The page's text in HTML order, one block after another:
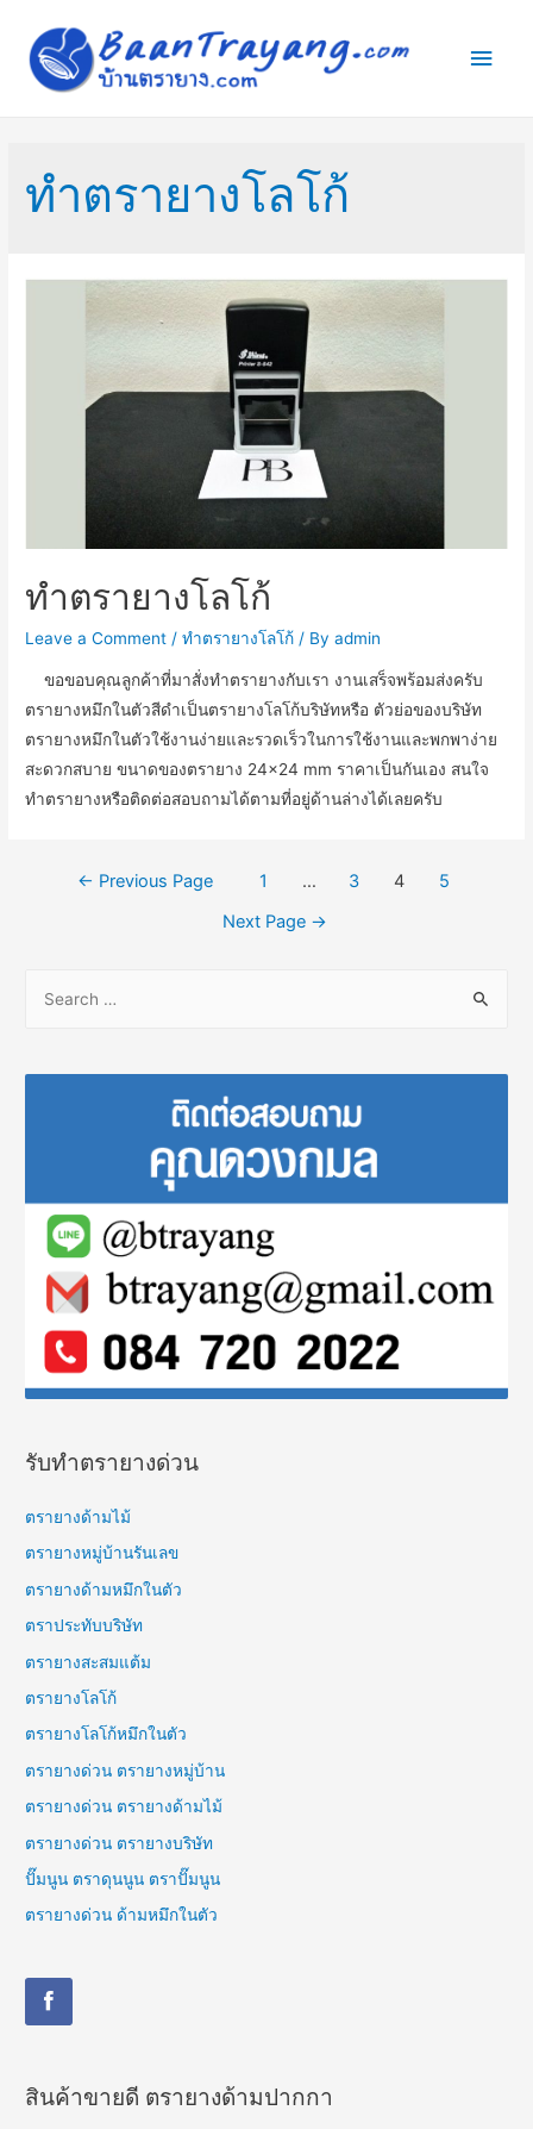
Main
ทำตรายางโลโก้
ทำตรายางโลโก้
Leave a Comment /ทำตรายางโลโก้ / Byadmin
ขอขอบคุณลูกค้าที่มาสั่งทำตรายางกับเรา งานเสร็จพร้อมส่งครับ
ตรายางหมึกในตัวสีดำเป็นตรายางโลโก้บริษัทหรือ ตัวย่อของบริษัท
ตรายางหมึกในตัวใช้งานง่ายและรวดเร็วในการใช้งานและพกพาง่าย
สะดวกสบาย ขนาดของตรายาง 24×24 mm ราคาเป็นกันเอง สนใจ
ทำตรายางหรือติดต่อสอบถามได้ตามที่อยู่ด้านล่างได้เลยครับ
Posts← Previous Page 1 … 3 4
5
Next Page →
r
o
รับทำตรายางด่วน
ตรายางด้ามไม้
ตรายางหมู่บ้านรันเลข
ตรายางด้ามหมึกในตัว
ตราประทับบริษัท
ตรายางสะสมแต้ม
ตรายางโลโก้
ตรายางโลโก้หมึกในตัว
ตรายางด่วน ตรายางหมู่บ้าน
ตรายางด่วน ตรายางด้ามไม้
ตรายางด่วน ตรายางบริษัท
ปั๊มนูน ตราดุนนูน ตราปั๊มนูน
ตรายางด่วน ด้ามหมึกในตัว
สินค้าขายดี ตรายางด้ามปากกา